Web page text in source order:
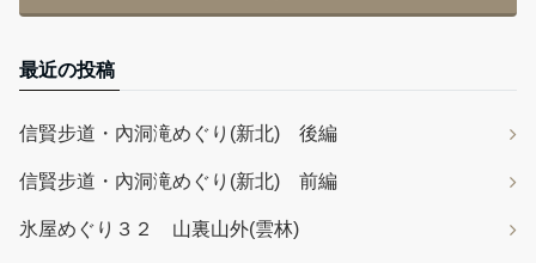
最近の投稿
信賢步道・內洞滝めぐり(新北) 後編
信賢步道・內洞滝めぐり(新北) 前編
氷屋めぐり３２ 山裏山外(雲林)